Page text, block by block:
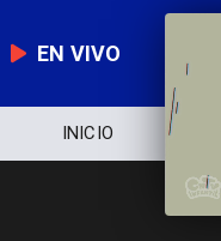
EN VIVO
INICIO